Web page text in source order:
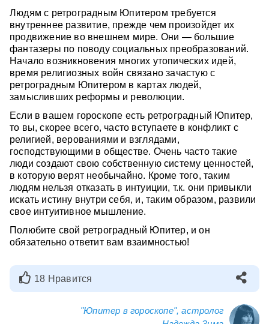
Людям с ретроградным Юпитером требуется
внутреннее развитие, прежде чем произойдет их
продвижение во внешнем мире. Они — большие
фантазеры по поводу социальных преобразований.
Начало возникновения многих утопических идей,
время религиозных войн связано зачастую с
ретроградным Юпитером в картах людей,
замысливших реформы и революции.
Если в вашем гороскопе есть ретроградный Юпитер,
то вы, скорее всего, часто вступаете в конфликт с
религией, верованиями и взглядами,
господствующими в обществе. Очень часто такие
люди создают свою собственную систему ценностей,
в которую верят необычайно. Кроме того, таким
людям нельзя отказать в интуиции, т.к. они привыкли
искать истину внутри себя, и, таким образом, развили
свое интуитивное мышление.
Полюбите свой ретроградный Юпитер, и он
обязательно ответит вам взаимностью!
18 Нравится
"Юпитер в гороскопе", астролог